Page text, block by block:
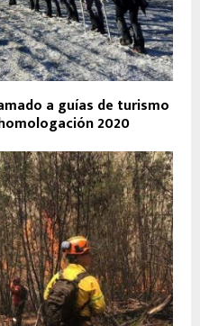
a guías de turismo
2020